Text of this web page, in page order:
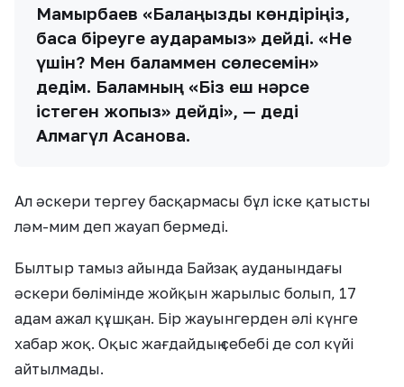
Мамырбаев «Балаңызды көндіріңіз,
басқа біреуге аударамыз» дейді. «Не
үшін? Мен баламмен сөлесемін»
дедім. Баламның «Біз еш нәрсе
істеген жоқпыз» дейді», — деді
Алмагүл Асанова.
Ал әскери тергеу басқармасы бұл іске қатысты
ләм-мим деп жауап бермеді.
Былтыр тамыз айында Байзақ ауданындағы
әскери бөлімінде жойқын жарылыс болып, 17
адам ажал құшқан. Бір жауынгерден әлі күнге
хабар жоқ. Оқыс жағдайдың себебі де сол күйі
айтылмады.